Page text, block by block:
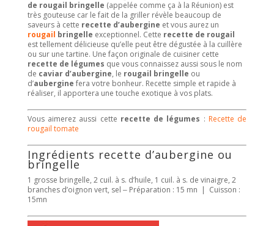
de rougail bringelle (appelée comme ça à la Réunion) est
très gouteuse car le fait de la griller révèle beaucoup de
saveurs à cette recette d’aubergine et vous aurez un
rougail bringelle exceptionnel. Cette recette de rougail
est tellement délicieuse qu’elle peut être dégustée à la cuillère
ou sur une tartine. Une façon originale de cuisiner cette
recette de légumes que vous connaissez aussi sous le nom
de caviar d’aubergine, le rougail bringelle ou
d’aubergine fera votre bonheur. Recette simple et rapide à
réaliser, il apportera une touche exotique à vos plats.
Vous aimerez aussi cette recette de légumes : Recette de
rougail tomate
Ingrédients recette d’aubergine ou
bringelle
1 grosse bringelle, 2 cuil. à s. d’huile, 1 cuil. à s. de vinaigre, 2
branches d’oignon vert, sel – Préparation : 15 mn | Cuisson :
15mn